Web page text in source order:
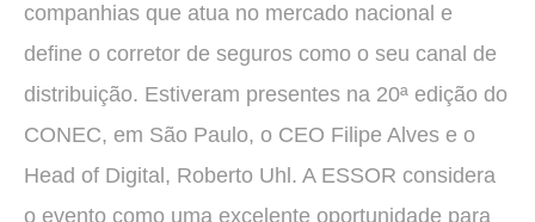
companhias que atua no mercado nacional e
define o corretor de seguros como o seu canal de
distribuição. Estiveram presentes na 20ª edição do
CONEC, em São Paulo, o CEO Filipe Alves e o
Head of Digital, Roberto Uhl. A ESSOR considera
o evento como uma excelente oportunidade para